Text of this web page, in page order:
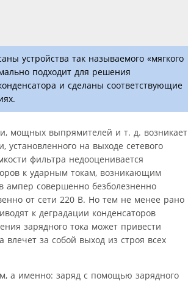
устройства так называемого «мягкого
подходит для решения
и сделаны соответствующие
мощных выпрямителей и т. д. возникает
на выходе сетевого
фильтра недооценивается
к ударным токам, возникающим
ампер совершенно безболезненно
от сети 220 В. Но тем не менее рано
к деградации конденсаторов
зарядного тока может привести
за собой выход из строя всех
а именно: заряд с помощью зарядного